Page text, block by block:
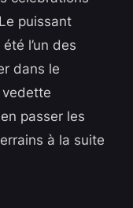
puissant
l’un des
dans le
passer les
à la suite